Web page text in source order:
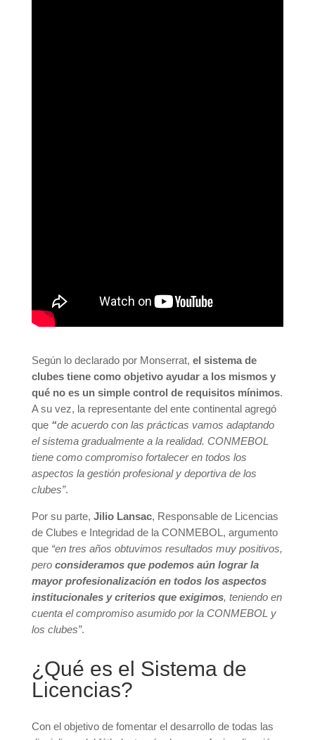
Según lo declarado por Monserrat, el sistema de
clubes tiene como objetivo ayudar a los mismos y
qué no es un simple control de requisitos mínimos.
A su vez, la representante del ente continental agregó
que “de acuerdo con las prácticas vamos adaptando
el sistema gradualmente a la realidad. CONMEBOL
tiene como compromiso fortalecer en todos los
aspectos la gestión profesional y deportiva de los
clubes”.
Por su parte, Jilio Lansac, Responsable de Licencias
de Clubes e Integridad de la CONMEBOL, argumento
que “en tres años obtuvimos resultados muy positivos,
pero consideramos que podemos aún lograr la
mayor profesionalización en todos los aspectos
institucionales y criterios que exigimos, teniendo en
cuenta el compromiso asumido por la CONMEBOL y
los clubes”.
¿Qué es el Sistema de
Licencias?
Con el objetivo de fomentar el desarrollo de todas las